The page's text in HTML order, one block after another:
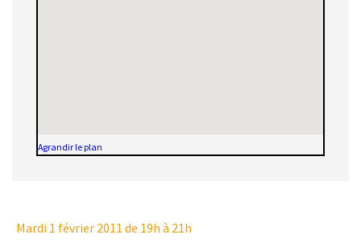
Agrandir le plan
Mardi 1 février 2011 de 19h à 21h